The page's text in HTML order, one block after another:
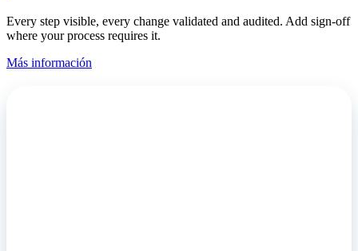
Every step visible, every change validated and audited. Add sign-off
where your process requires it.
Más información